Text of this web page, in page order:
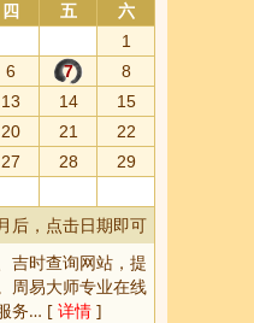
四 五
六
1
6 7
8
13 14
15
20 21
22
27 28
29
后，点击日期即可
吉时查询网站，提
周易大师专业在线
务… [ 详情 ]